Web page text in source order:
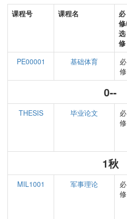
课程号 课程名
必
修/
选
修
PE00001
基础体育
必
修
0--
THESIS 毕业论文
必
修
1秋
MIL1001 军事理论
必
修